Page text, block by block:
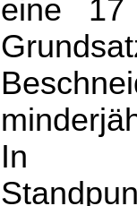
eine 17
In